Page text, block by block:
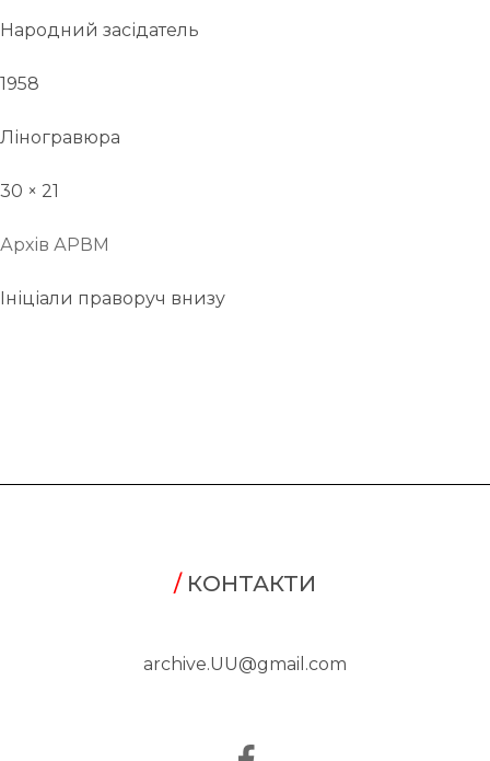
Народний засідатель
1958
Ліногравюра
30 × 21
Архів АРВМ
Ініціали праворуч внизу
/КОНТАКТИ
archive.UU@gmail.com